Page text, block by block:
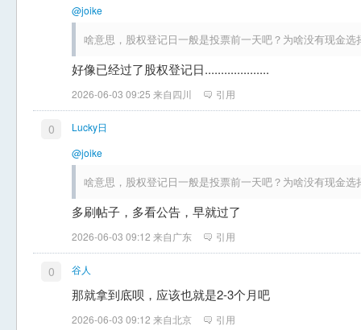
@joike
啥意思，股权登记日一般是投票前一天吧？为啥没有现金选
好像已经过了股权登记日....................
2026-06-03 09:25 来自四川 引用
0
Lucky日
@joike
啥意思，股权登记日一般是投票前一天吧？为啥没有现金选
多刷帖子，多看公告，早就过了
2026-06-03 09:12 来自广东 引用
0 谷人
那就拿到底呗，应该也就是2-3个月吧
2026-06-03 09:12 来自北京 引用